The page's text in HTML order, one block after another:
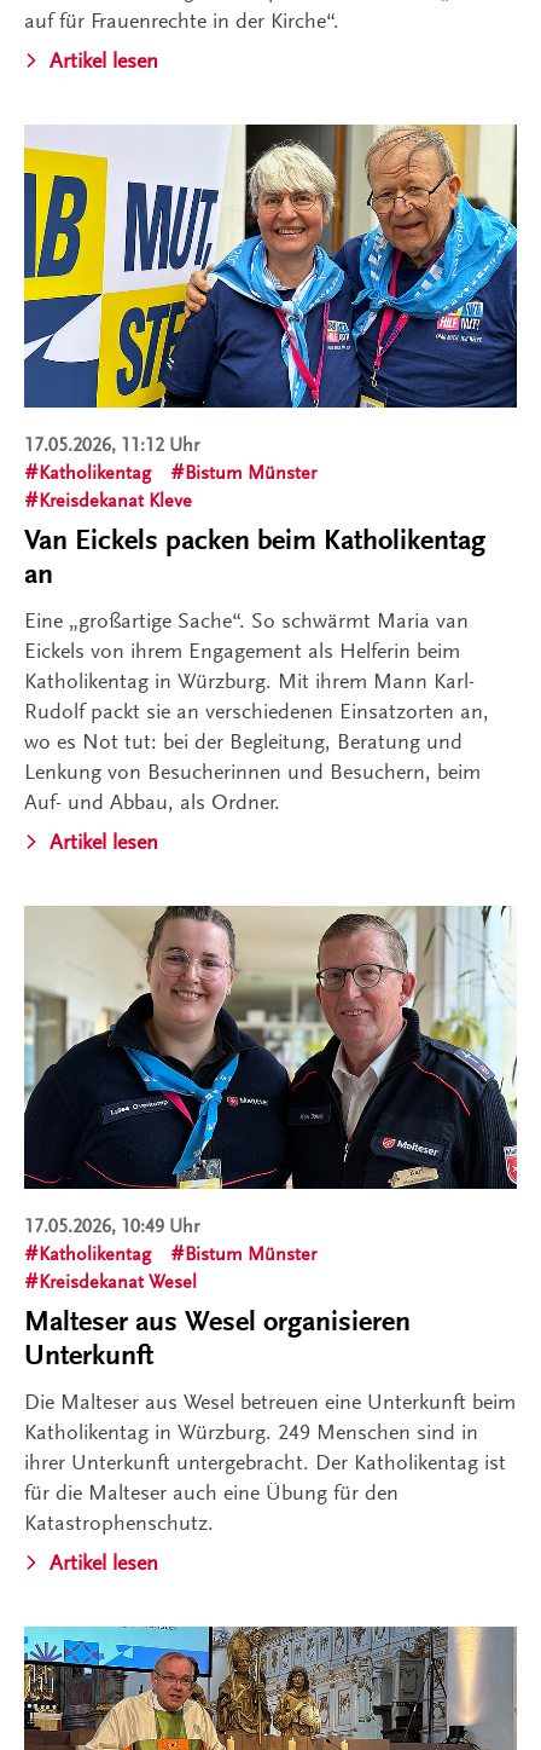
auf für Frauenrechte in der Kirche“.
Artikel lesen
17.05.2026, 11:12 Uhr
Katholikentag
Bistum Münster
Kreisdekanat Kleve
Van Eickels packen beim Katholikentag
an
Eine „großartige Sache“. So schwärmt Maria van
Eickels von ihrem Engagement als Helferin beim
Katholikentag in Würzburg. Mit ihrem Mann Karl-
Rudolf packt sie an verschiedenen Einsatzorten an,
wo es Not tut: bei der Begleitung, Beratung und
Lenkung von Besucherinnen und Besuchern, beim
Auf- und Abbau, als Ordner.
Artikel lesen
17.05.2026, 10:49 Uhr
Katholikentag
Bistum Münster
Kreisdekanat Wesel
Malteser aus Wesel organisieren
Unterkunft
Die Malteser aus Wesel betreuen eine Unterkunft beim
Katholikentag in Würzburg. 249 Menschen sind in
ihrer Unterkunft untergebracht. Der Katholikentag ist
für die Malteser auch eine Übung für den
Katastrophenschutz.
Artikel lesen